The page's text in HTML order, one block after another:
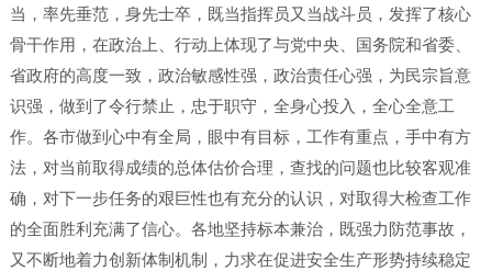
当，率先垂范，身先士卒，既当指挥员又当战斗员，发挥了核心
骨干作用，在政治上、行动上体现了与党中央、国务院和省委、
省政府的高度一致，政治敏感性强，政治责任心强，为民宗旨意
识强，做到了令行禁止，忠于职守，全身心投入，全心全意工
作。各市做到心中有全局，眼中有目标，工作有重点，手中有方
法，对当前取得成绩的总体估价合理，查找的问题也比较客观准
确，对下一步任务的艰巨性也有充分的认识，对取得大检查工作
的全面胜利充满了信心。各地坚持标本兼治，既强力防范事故，
又不断地着力创新体制机制，力求在促进安全生产形势持续稳定